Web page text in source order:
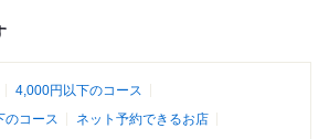
4,000円以下のコース
のコース
ネット予約できるお店